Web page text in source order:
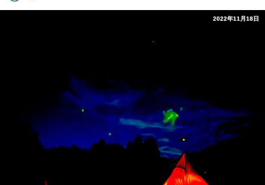
2022年11月18日